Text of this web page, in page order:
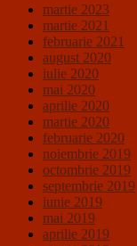
martie 2023
martie 2021
februarie 2021
august 2020
iulie 2020
mai 2020
aprilie 2020
martie 2020
februarie 2020
noiembrie 2019
octombrie 2019
septembrie 2019
iunie 2019
mai 2019
aprilie 2019